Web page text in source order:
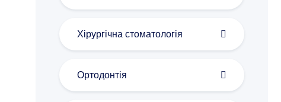
Хірургічна стоматологія
Ортодонтія